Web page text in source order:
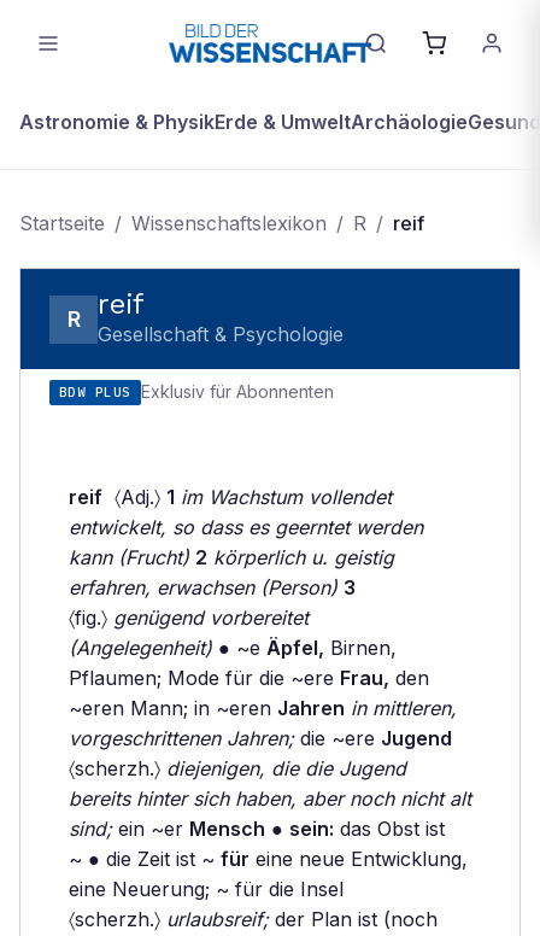
Astronomie & PhysikErde & UmweltArchäologie
Startseite / Wissenschaftslexikon / R / reif
R reif
Gesellschaft & Psychologie
BDW PLUS Exklusiv für Abonnenten
reif 〈Adj.〉 1 im Wachstum vollendet
entwickelt, so dass es geerntet werden
kann (Frucht) 2 körperlich u. geistig
erfahren, erwachsen (Person) 3
〈fig.〉 genügend vorbereitet
(Angelegenheit) ● ~e Äpfel, Birnen,
Pflaumen; Mode für die ~ere Frau, den
~eren Mann; in ~eren Jahren in mittleren,
vorgeschrittenen Jahren;die ~ere Jugend
〈scherzh.〉 diejenigen, die die Jugend
bereits hinter sich haben, aber noch nicht alt
sind;ein ~er Mensch ● sein: das Obst ist
~ ● die Zeit ist ~ für eine neue Entwicklung,
eine Neuerung; ~ für die Insel
〈scherzh.〉 urlaubsreif;der Plan ist (noch